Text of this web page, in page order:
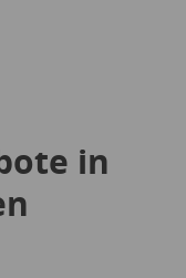
in